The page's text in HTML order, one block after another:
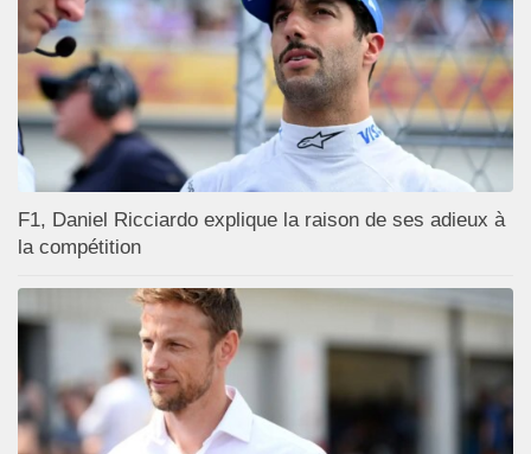
F1, Daniel Ricciardo explique la raison de ses adieux à
la compétition